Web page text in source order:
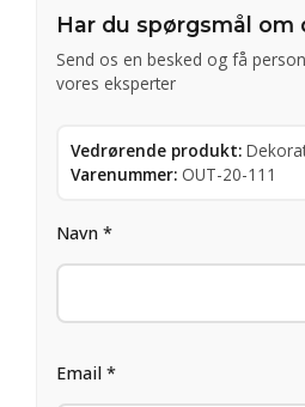
Har du spørgsmål
Send os en besked og få
vores eksperter
Vedrørende produkt:
Varenummer: OUT-20-111
Navn *
Email *